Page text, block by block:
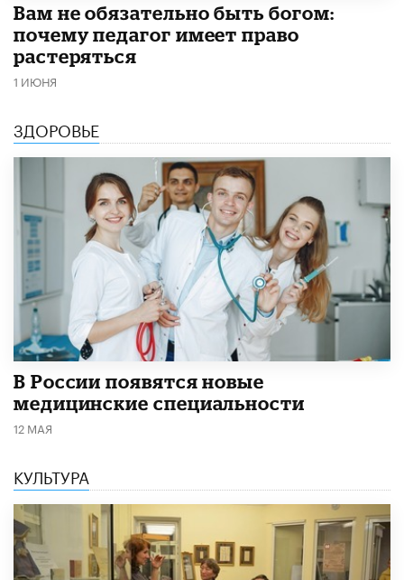
​Вам не обязательно быть богом:
почему педагог имеет право
растеряться
1 ИЮНЯ
ЗДОРОВЬЕ
В России появятся новые
медицинские специальности
12 МАЯ
КУЛЬТУРА